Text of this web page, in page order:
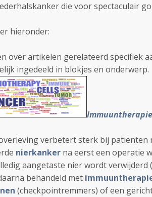
die voor spectaculair
hieronder:
over artikelen gerelateerd specifiek
ingedeeld in blokjes en onderwerp.
Immuuntherapie
verbetert sterk bij patiënten
nierkanker na eerst een operatie
aangetaste nier wordt verwijderd (
behandeld met
(checkpointremmers) of een